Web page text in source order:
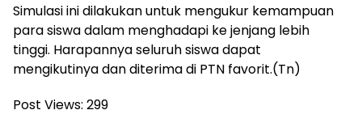
Simulasi ini dilakukan untuk mengukur kemampuan
para siswa dalam menghadapi ke jenjang lebih
tinggi. Harapannya seluruh siswa dapat
mengikutinya dan diterima di PTN favorit.(Tn)
Post Views: 299